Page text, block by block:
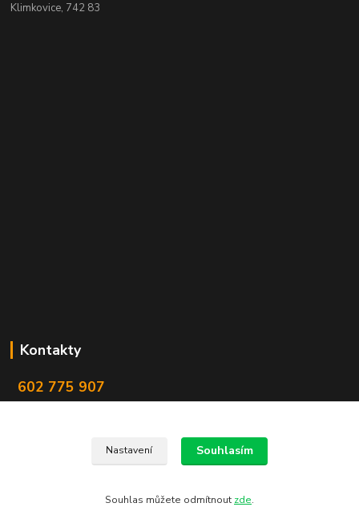
Klimkovice, 742 83
Kontakty
602 775 907
Nastavení Souhlasím
Souhlas můžete odmítnout zde.